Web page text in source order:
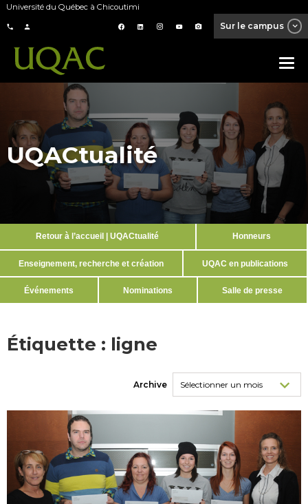
Université du Québec à Chicoutimi
Sur le campus
UQACtualité
Retour à l’accueil | UQACtualité Honneurs
Enseignement, recherche et création UQAC en publications
Événements Nominations Salle de presse
Étiquette : ligne
Archive